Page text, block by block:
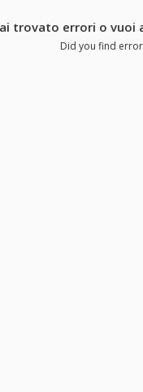
trovato errori o vuoi
Did you find